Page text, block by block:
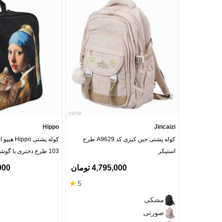
بله، محفظه‌ی مخصوص لپ‌تاپ 15 اینچی داره.
حدود 700 گرم؛ سبک و مناسب برای استفاده روزمره.
بله، می‌تونی در 4 قسط بدون کارمزد پرداخت کنی.
5. نحوه شستشو چطوره؟
با شوینده ملایم و آب سرد یا ولرم بشور؛ در سایه خشک
Jincaizi
کوله پشتی جین کیزی کد A9629 طرح
استیکر
4,795,000 تومان
5
★
مشکی
صورتی
Hippo
103 طرح دختری با گوشواره مروارید